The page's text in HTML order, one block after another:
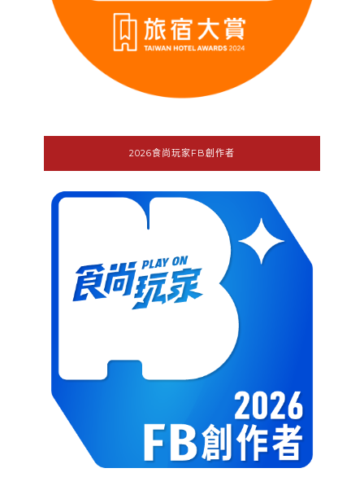
2026食尚玩家FB創作者